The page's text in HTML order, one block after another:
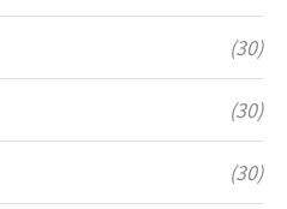
(30)
(30)
(30)